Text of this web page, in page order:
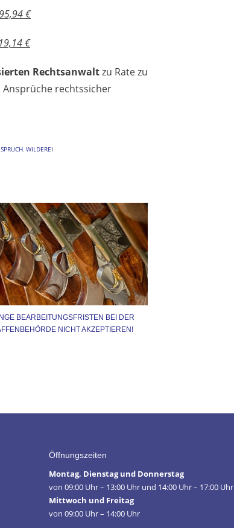
€
€
Rechtsanwaltzu Rate zu
rechtssicher
, WILDEREI
BEARBEITUNGSFRISTEN BEI DER
NICHT AKZEPTIEREN!
Öffnungszeiten
Montag, Dienstag und Donnerstag
von 09:00 Uhr – 13:00 Uhr und 14:00 Uhr – 17:00 Uhr
Mittwoch und Freitag
von 09:00 Uhr – 14:00 Uhr